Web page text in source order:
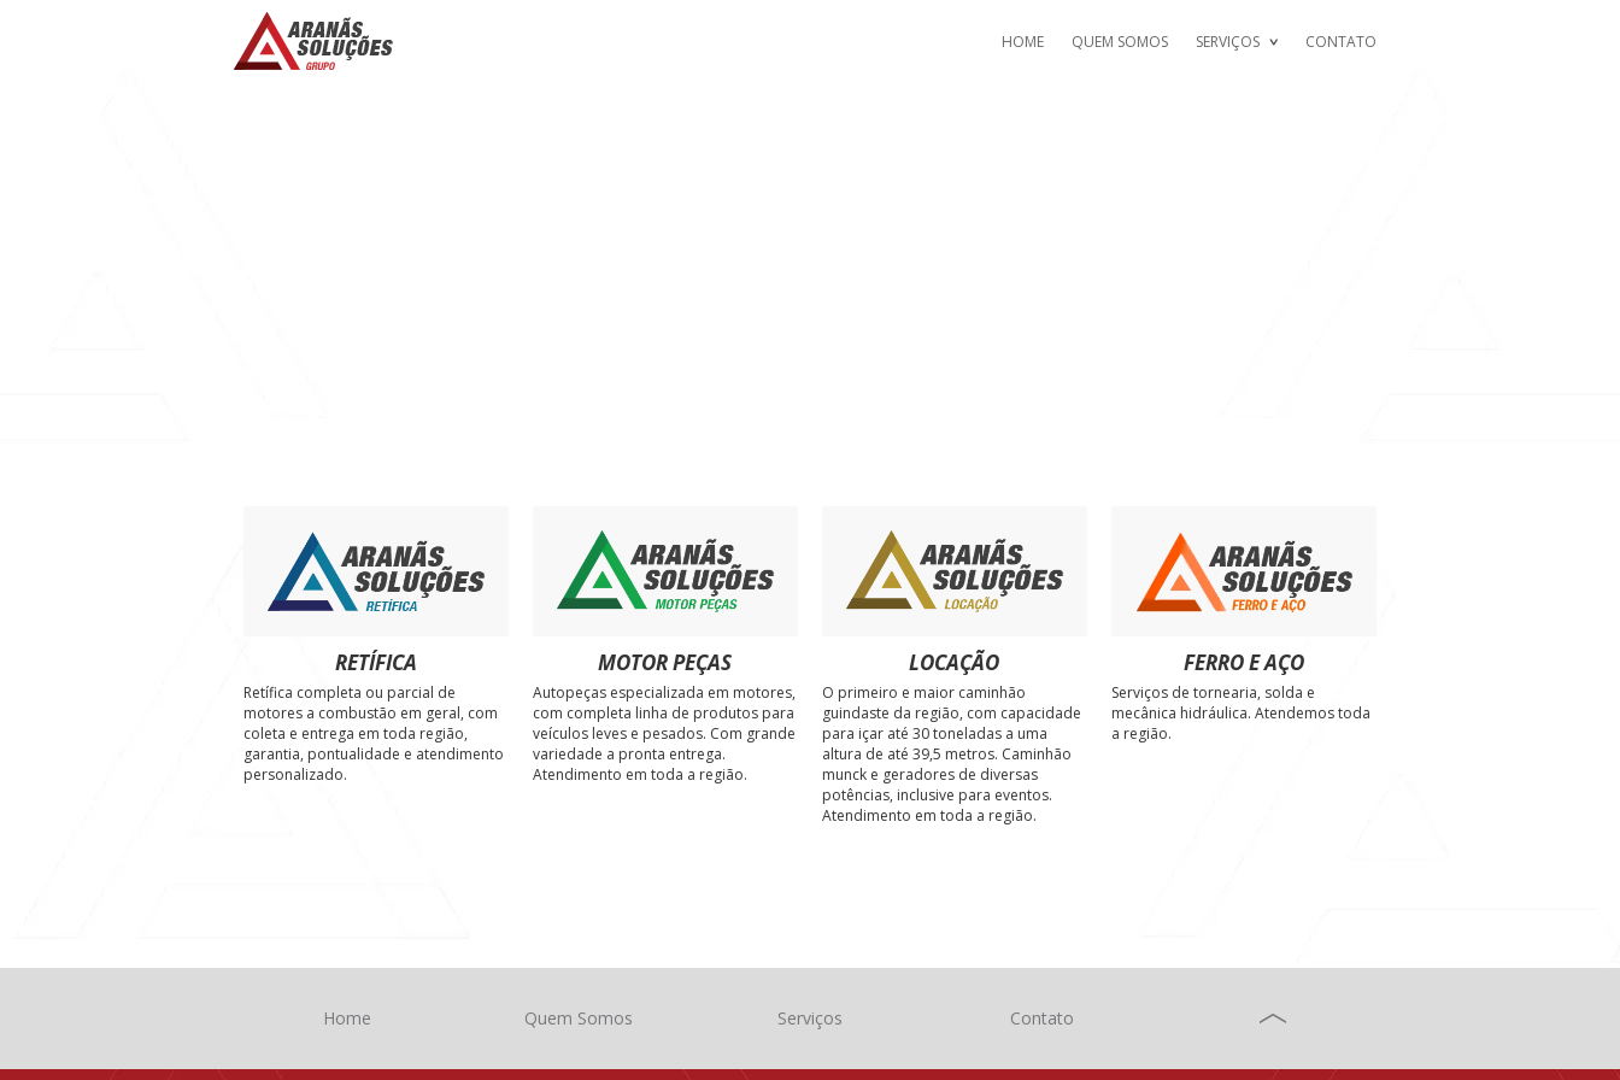
HOME QUEM SOMOS SERVIÇOS CONTATO
RETÍFICA
Retífica completa ou parcial de
motores a combustão em geral, com
coleta e entrega em toda região,
garantia, pontualidade e atendimento
personalizado.
MOTOR PEÇAS
Autopeças especializada em motores,
com completa linha de produtos para
veículos leves e pesados. Com grande
variedade a pronta entrega.
Atendimento em toda a região.
LOCAÇÃO
O primeiro e maior caminhão
guindaste da região, com capacidade
para içar até 30 toneladas a uma
altura de até 39,5 metros. Caminhão
munck e geradores de diversas
potências, inclusive para eventos.
Atendimento em toda a região.
FERRO E AÇO
Serviços de tornearia, solda e
mecânica hidráulica. Atendemos toda
a região.
Home Quem Somos Serviços Contato